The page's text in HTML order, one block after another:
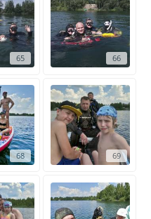
65 66
68 69